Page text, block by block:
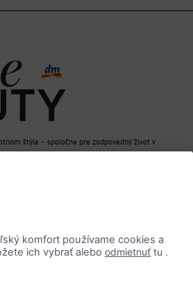
štýle – spoločne pre zodpovedný život v